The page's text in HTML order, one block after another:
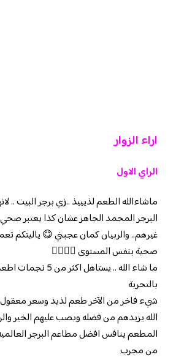
اراء الزوار
الراي الاول
ماشاءالله الطعم لذيييذ ..زي برجر البيت ..
البرجر المجمد الجاهز عشان كذا يعتبر صحي
غيرهم.. والربيان كمان عجبني 😋 ياليتكم
صحية بنفس المستوى 👌🏻👍🏻
ما شاء الله .. يستاهل
بالتحربة
شيء فاخر من الآخر طعم لذيذ وسعر معقول
الله يزيدهم من فضله ويصب عليهم الخير
المطعم ينافس افضل مطاعم البرجر
من مجرب